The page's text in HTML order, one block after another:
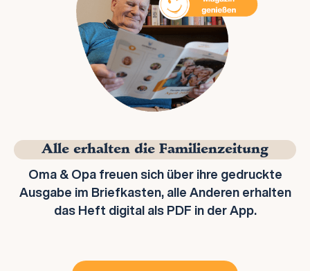
Alle erhalten die Familienzeitung
Oma & Opa freuen sich über ihre gedruckte
Ausgabe im Briefkasten, alle Anderen erhalten
das Heft digital als PDF in der App.